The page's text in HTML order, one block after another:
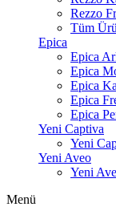
Rezzo
Tüm
Epica
Epica
Epica
Epica
Epica
Epica
Yeni Captiva
Yeni
Yeni Aveo
Yeni
Menü